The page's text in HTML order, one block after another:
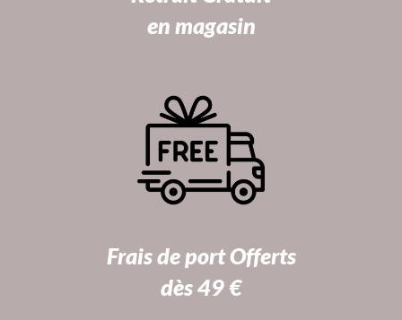
en magasin
Frais de port Offerts
dès 49 €